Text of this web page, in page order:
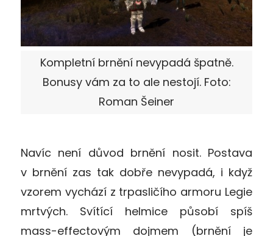
Kompletní brnění nevypadá špatně.
Bonusy vám za to ale nestojí. Foto:
Roman Šeiner
Navíc není důvod brnění nosit. Postava
v brnění zas tak dobře nevypadá, i když
vzorem vychází z trpasličího armoru Legie
mrtvých. Svítící helmice působí spíš
mass-effectovým dojmem (brnění je